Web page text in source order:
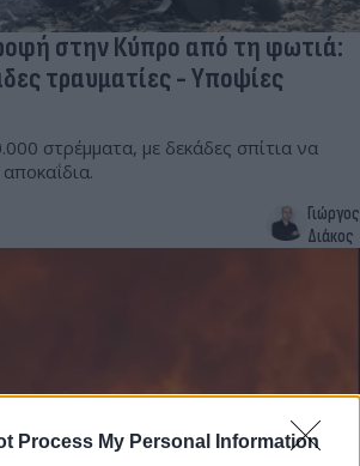
Process My Personal Information
στην Κύπρο από τη φωτιά:
τραυματίες - Υποψίες
στρέμματα, με δεκάδες σπίτια να
Γιώργος
Διάκος